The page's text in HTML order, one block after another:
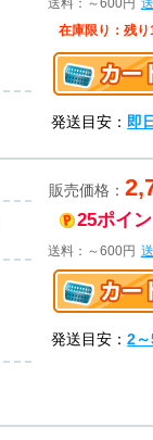
在庫限り：残り
発送目安：即
販売価格：
25ポイン
送料：～600円
発送目安：2～